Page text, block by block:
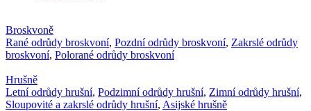
Broskvoně
Rané odrůdy broskvoní, Pozdní odrůdy broskvoní, Zakrslé odrůdy
broskvoní, Polorané odrůdy broskvoní
Hrušně
Letní odrůdy hrušní, Podzimní odrůdy hrušní, Zimní odrůdy hrušní,
Sloupovité a zakrslé odrůdy hrušní, Asijské hrušně